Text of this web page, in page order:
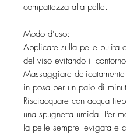
compattezza alla pelle.
Modo d’uso:
Applicare sulla pelle pulita
del viso evitando il
Massaggiare
in posa per un paio di
Risciacquare con acqua
una spugnetta umida. Per
la pelle sempre levigata e